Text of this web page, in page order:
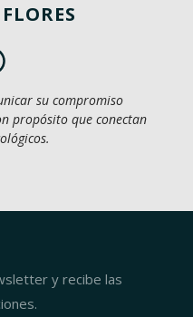
su compromiso
propósito que conectan
y recibe las